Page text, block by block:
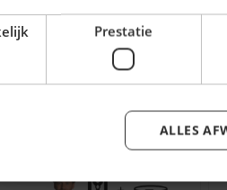
morgen in huis.
maat te kiezen. Het
iets voor u
met de tabtoets. U
Prestatie
ALLES
Voor- en achternaam